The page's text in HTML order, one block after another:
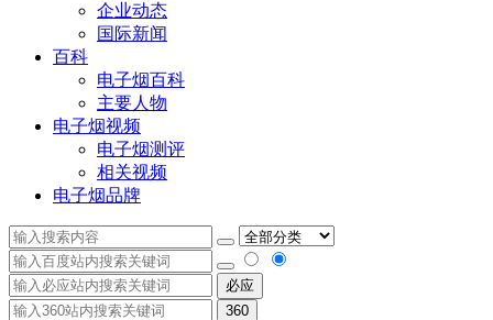
企业动态
国际新闻
百科
电子烟百科
主要人物
电子烟视频
电子烟测评
相关视频
电子烟品牌
必应
360